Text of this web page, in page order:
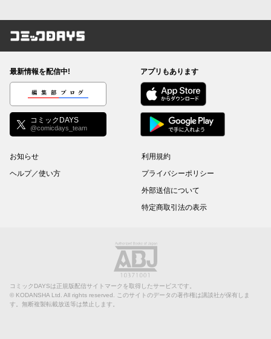
コミックDAYS
最新情報を配信中!
編集部ブログ
コミックDAYS
@comicdays_team
アプリもあります
お知らせ
ヘルプ／使い方
利用規約
プライバシーポリシー
外部送信について
特定商取引法の表示
コミックDAYSは正規版配信サイトマークを取得したサービスです。
© KODANSHA Ltd. All rights reserved. このサイトのデータの著作権は講談社が保有しま
す。無断複製転載放送等は禁止します。